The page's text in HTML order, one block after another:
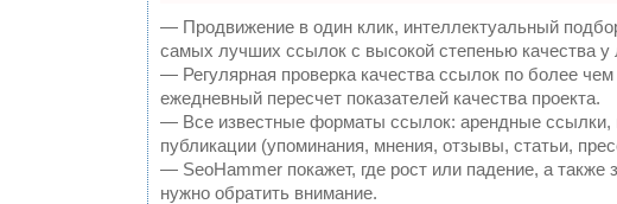
— Продвижение в один клик, интеллектуальный
самых лучших ссылок с высокой степенью качества
— Регулярная проверка качества ссылок по более
ежедневный пересчет показателей качества проекта.
— Все известные форматы ссылок: арендные ссылки,
публикации (упоминания, мнения, отзывы, статьи,
— SeoHammer покажет, где рост или падение, а также
нужно обратить внимание.